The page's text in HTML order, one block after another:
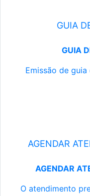
GUIA
GUIA
Emissão de
AGENDAR
AGENDAR
O atendimento